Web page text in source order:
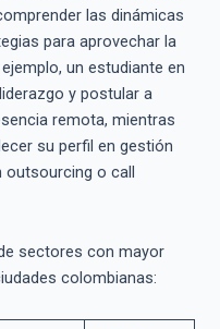
las dinámicas
para aprovechar la
un estudiante en
y postular a
remota, mientras
su perfil en gestión
outsourcing o call
sectores con mayor
colombianas: